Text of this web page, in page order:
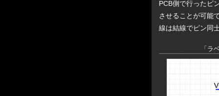
PCB側で行ったピ
させることが可能
線は結線でピン同
「ラ